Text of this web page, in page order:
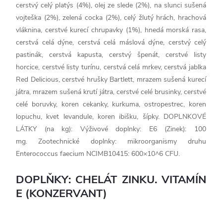
cerstvý celý platýs (4%), olej ze slede (2%), na slunci sušená
vojteška (2%), zelená cocka (2%), celý žlutý hrách, hrachová
vláknina, cerstvé kurecí chrupavky (1%), hnedá morská rasa,
cerstvá celá dýne, cerstvá celá máslová dýne, cerstvý celý
pastinák, cerstvá kapusta, cerstvý špenát, cerstvé listy
horcice, cerstvé listy turínu, cerstvá celá mrkev, cerstvá jablka
Red Delicious, cerstvé hrušky Bartlett, mrazem sušená kurecí
játra, mrazem sušená krutí játra, cerstvé celé brusinky, cerstvé
celé boruvky, koren cekanky, kurkuma, ostropestrec, koren
lopuchu, kvet levandule, koren ibišku, šípky. DOPLNKOVÉ
LÁTKY (na kg): Výživové doplnky: E6 (Zinek): 100
mg. Zootechnické doplnky: mikroorganismy druhu
Enterococcus faecium NCIMB10415: 600×10^6 CFU.
DOPLŇKY: CHELÁT ZINKU. VITAMÍN
E (KONZERVANT)